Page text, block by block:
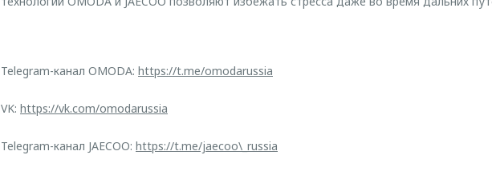
Telegram-канал OMODA: https://t.me/omodarussia
VK: https://vk.com/omodarussia
Telegram-канал JAECOO: https://t.me/jaecoo\_russia